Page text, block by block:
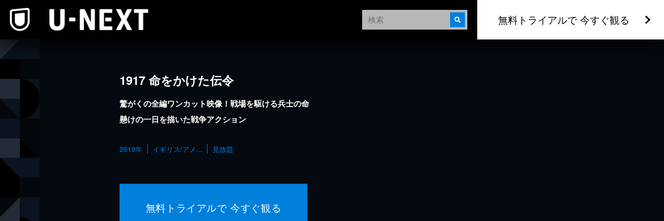
無料トライアルで 今すぐ観る
1917 命をかけた伝令
驚がくの全編ワンカット映像！戦場を駆ける兵士の命
懸けの一日を描いた戦争アクション
2019年 イギリス/アメ... 見放題
無料トライアルで 今すぐ観る